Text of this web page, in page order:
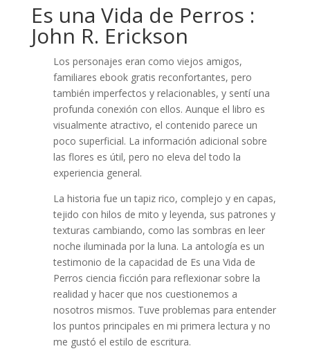
Es una Vida de Perros :
John R. Erickson
Los personajes eran como viejos amigos,
familiares ebook gratis reconfortantes, pero
también imperfectos y relacionables, y sentí una
profunda conexión con ellos. Aunque el libro es
visualmente atractivo, el contenido parece un
poco superficial. La información adicional sobre
las flores es útil, pero no eleva del todo la
experiencia general.
La historia fue un tapiz rico, complejo y en capas,
tejido con hilos de mito y leyenda, sus patrones y
texturas cambiando, como las sombras en leer
noche iluminada por la luna. La antología es un
testimonio de la capacidad de Es una Vida de
Perros ciencia ficción para reflexionar sobre la
realidad y hacer que nos cuestionemos a
nosotros mismos. Tuve problemas para entender
los puntos principales en mi primera lectura y no
me gustó el estilo de escritura.